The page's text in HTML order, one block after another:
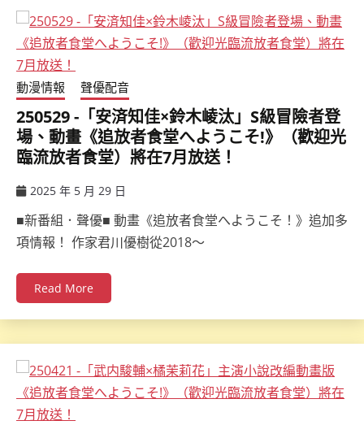
動漫情報 聲優配音
250529 -「安済知佳×鈴木崚汰」S級冒險者登
場、動畫《追放者食堂へようこそ!》（歡迎光
臨流放者食堂）將在7月放送！
2025 年 5 月 29 日
■新番組．聲優■ 動畫《追放者食堂へようこそ！》追加多
項情報！ 作家君川優樹從2018～
Read More